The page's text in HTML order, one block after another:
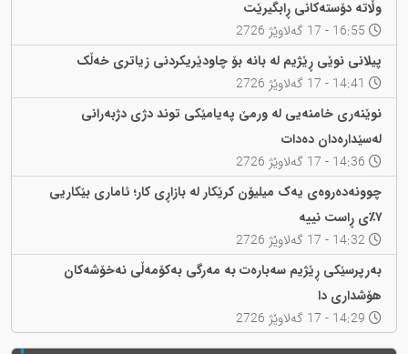
وڵاتە دۆستەکانی ڕابگیرێت
پیلانی نوێی ڕێژیم لە بانە بۆ چاودێریکردنی زیاتری خەڵک
نوێنەری خامنەیی لە ورمێ پەیامێکی توند دژی دژبەرانی
لەسێدارەدان دەدات
چوونەدەروەی یەک میلیۆن کرێکار لە بازاڕی کار؛ ئاماری بێکاریی
٧٪ی ڕاست نییە
بەرپرسێکی ڕێژیم سەبارەت بە مەرگی بەکۆمەڵی نەخۆشەکان
هۆشداری دا